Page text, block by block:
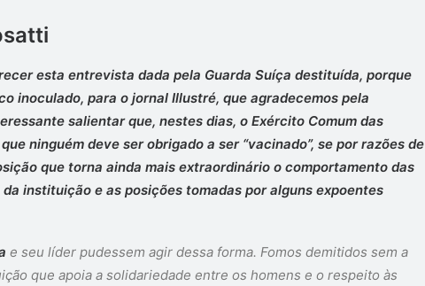
esta entrevista dada pela Guarda Suíça destituída, porque
inoculado, para o jornal Illustré, que agradecemos pela
salientar que, nestes dias, o Exército Comum das
ninguém deve ser obrigado a ser “vacinado”, se por razões de
que torna ainda mais extraordinário o comportamento das
instituição e as posições tomadas por alguns expoentes
e seu líder pudessem agir dessa forma. Fomos demitidos sem a
que apoia a solidariedade entre os homens e o respeito às